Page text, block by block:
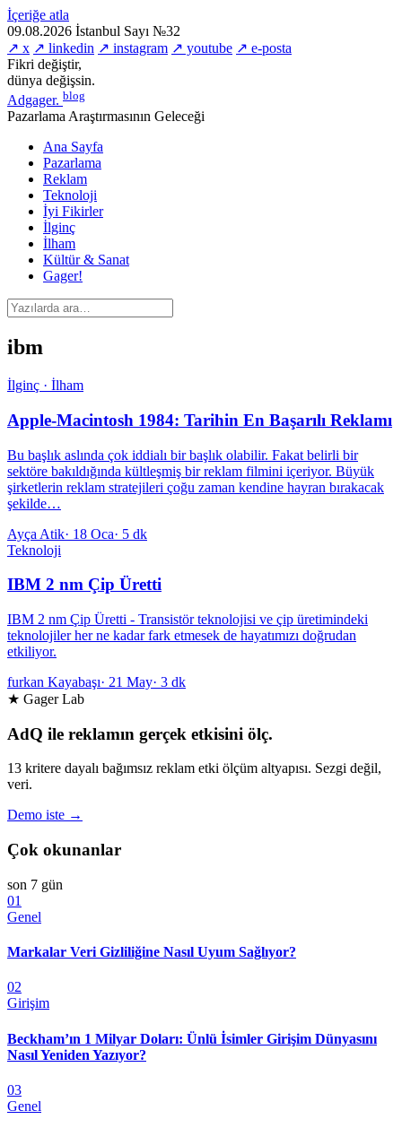
İçeriğe atla
09.08.2026 İstanbul Sayı №32
↗ x ↗ linkedin ↗ instagram ↗ youtube ↗ e-posta
Fikri değiştir,
dünya değişsin.
Adgager. blog
Pazarlama Araştırmasının Geleceği
Ana Sayfa
Pazarlama
Reklam
Teknoloji
İyi Fikirler
İlginç
İlham
Kültür & Sanat
Gager!
ibm
İlginç · İlham
Apple-Macintosh 1984: Tarihin En Başarılı Reklamı
Bu başlık aslında çok iddialı bir başlık olabilir. Fakat belirli bir
sektöre bakıldığında kültleşmiş bir reklam filmini içeriyor. Büyük
şirketlerin reklam stratejileri çoğu zaman kendine hayran bırakacak
şekilde…
Ayça Atik· 18 Oca· 5 dk
Teknoloji
IBM 2 nm Çip Üretti
IBM 2 nm Çip Üretti - Transistör teknolojisi ve çip üretimindeki
teknolojiler her ne kadar fark etmesek de hayatımızı doğrudan
etkiliyor.
furkan Kayabaşı· 21 May· 3 dk
★ Gager Lab
AdQ ile reklamın gerçek etkisini ölç.
13 kritere dayalı bağımsız reklam etki ölçüm altyapısı. Sezgi değil,
veri.
Demo iste →
Çok okunanlar
son 7 gün
01
Genel
Markalar Veri Gizliliğine Nasıl Uyum Sağlıyor?
02
Girişim
Beckham’ın 1 Milyar Doları: Ünlü İsimler Girişim Dünyasını
Nasıl Yeniden Yazıyor?
03
Genel